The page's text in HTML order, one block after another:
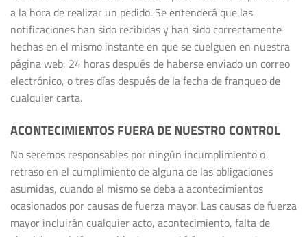
a la hora de realizar un pedido. Se entenderá que las
notificaciones han sido recibidas y han sido correctamente
hechas en el mismo instante en que se cuelguen en nuestra
página web, 24 horas después de haberse enviado un correo
electrónico, o tres días después de la fecha de franqueo de
cualquier carta.
ACONTECIMIENTOS FUERA DE NUESTRO CONTROL
No seremos responsables por ningún incumplimiento o
retraso en el cumplimiento de alguna de las obligaciones
asumidas, cuando el mismo se deba a acontecimientos
ocasionados por causas de fuerza mayor. Las causas de fuerza
mayor incluirán cualquier acto, acontecimiento, falta de